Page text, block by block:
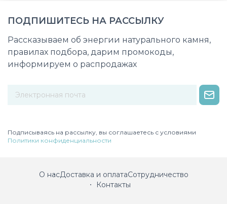
ПОДПИШИТЕСЬ НА РАССЫЛКУ
Рассказываем об энергии натурального камня,
правилах подбора, дарим промокоды,
информируем о распродажах
Подписываясь на рассылку, вы соглашаетесь с условиями
Политики конфиденциальности
О насДоставка и оплатаСотрудничество
Контакты